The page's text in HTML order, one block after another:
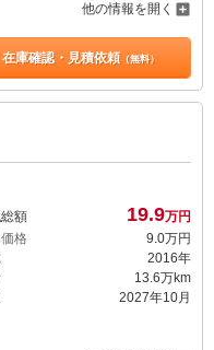
他の情報を開く
在庫確認・見積依頼（無料）
額 19.9万円
格
9.0万円
2016年
13.6万km
2027年10月